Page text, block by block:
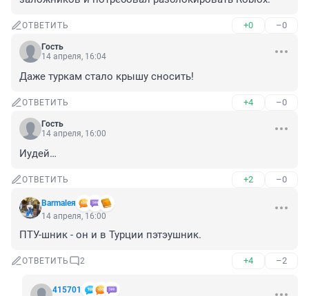
ОТВЕТИТЬ +0 –0
Гость
14 апреля, 16:04
Даже туркам стало крышу сносить!
ОТВЕТИТЬ +4 –0
Гость
14 апреля, 16:00
Иудей…
ОТВЕТИТЬ +2 –0
Barmaleя
14 апреля, 16:00
ПТУ-шник - он и в Турции пэтэушник.
ОТВЕТИТЬ 2 +4 –2
415701